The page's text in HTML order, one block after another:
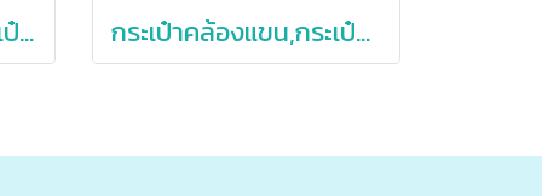
ถุงผ้าพับได้,ถุงผ้า,กระเป๋าผ้าพับได้,สกรีนโลโก้ กระเป๋าคล้องแขน,กระเป๋าผ้ายืด,กระเป๋าถือ,กระเป๋าของแจก,กระเป๋าของแถม,ขนาดเล็ก,ราคาถูก,คละลายให้,ขนาด18*35cm